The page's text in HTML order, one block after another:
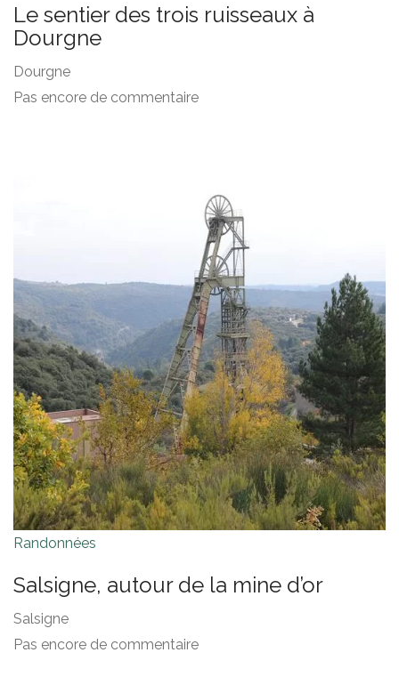
Le sentier des trois ruisseaux à
Dourgne
Dourgne
Pas encore de commentaire
Randonnées
Salsigne, autour de la mine d’or
Salsigne
Pas encore de commentaire